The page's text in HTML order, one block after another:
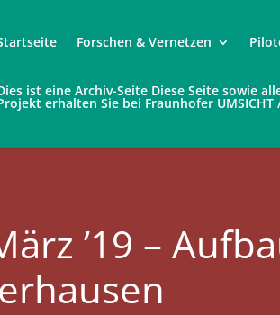
Forschen & Vernetzen
ist eine Archiv-Seite Diese Seite sowie
erhalten Sie bei Fraunhofer
’19 –